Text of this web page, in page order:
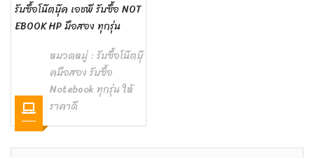
รับซื้อโน๊ตบุ๊ค เอชพี รับซื้อ NOT
EBOOK HP มือสอง ทุกรุ่น
หมวดหมู่ : รับซื้อโน๊ตบุ๊
คมือสอง รับซื้อ
Notebook ทุกรุ่น ให้
ราคาดี